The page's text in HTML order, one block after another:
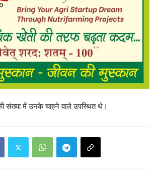
संख्या में उनके चाहने वाले उपस्थित थे।